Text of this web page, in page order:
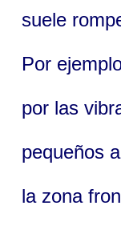
suele
Por
por las
pequeños
la zona